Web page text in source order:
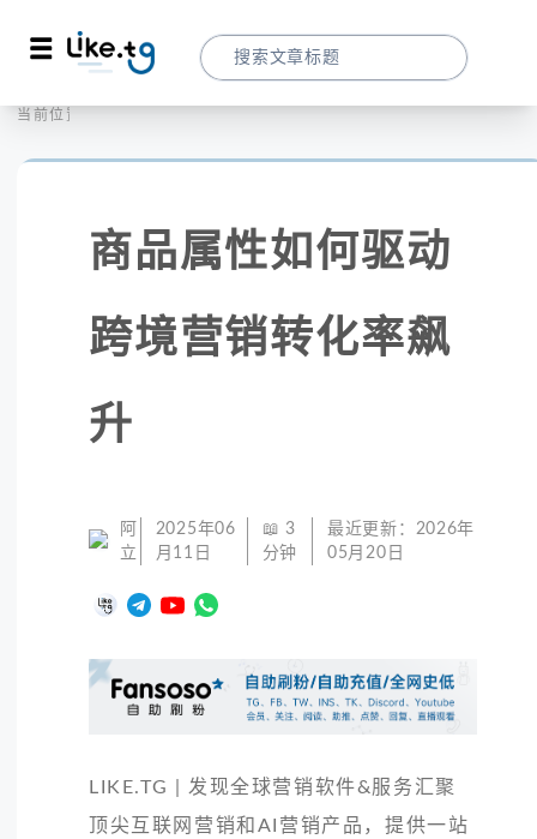
当前位置：
商品属性如何驱动
跨境营销转化率飙
升
阿
立
2025年06
月11日
📖 3
分钟
最近更新： 2026年
05月20日
LIKE.TG | 发现全球营销软件&服务汇聚
顶尖互联网营销和AI营销产品，提供一站